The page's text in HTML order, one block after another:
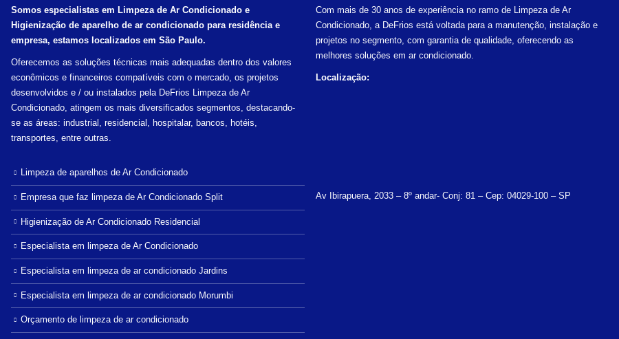
Somos especialistas em Limpeza de Ar Condicionado e
Higienização de aparelho de ar condicionado para residência e
empresa, estamos localizados em São Paulo.
Oferecemos as soluções técnicas mais adequadas dentro dos valores
econômicos e financeiros compatíveis com o mercado, os projetos
desenvolvidos e / ou instalados pela DeFrios Limpeza de Ar
Condicionado, atingem os mais diversificados segmentos, destacando-
se as áreas: industrial, residencial, hospitalar, bancos, hotéis,
transportes, entre outras.
Limpeza de aparelhos de Ar Condicionado
Empresa que faz limpeza de Ar Condicionado Split
Higienização de Ar Condicionado Residencial
Especialista em limpeza de Ar Condicionado
Especialista em limpeza de ar condicionado Jardins
Especialista em limpeza de ar condicionado Morumbi
Orçamento de limpeza de ar condicionado
Com mais de 30 anos de experiência no ramo de Limpeza de Ar
Condicionado, a DeFrios está voltada para a manutenção, instalação e
projetos no segmento, com garantia de qualidade, oferecendo as
melhores soluções em ar condicionado.
Localização:
Av Ibirapuera, 2033 – 8º andar- Conj: 81 – Cep: 04029-100 – SP